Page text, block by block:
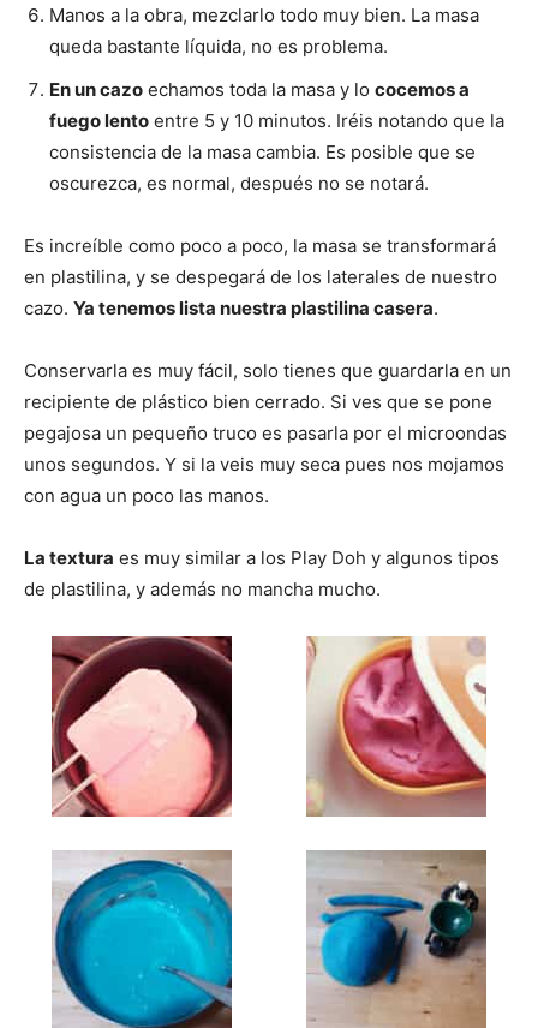
Manos a la obra, mezclarlo todo muy bien. La masa
queda bastante líquida, no es problema.
En un cazo echamos toda la masa y lo cocemos a
fuego lento entre 5 y 10 minutos. Iréis notando que la
consistencia de la masa cambia. Es posible que se
oscurezca, es normal, después no se notará.
Es increíble como poco a poco, la masa se transformará
en plastilina, y se despegará de los laterales de nuestro
cazo. Ya tenemos lista nuestra plastilina casera.
Conservarla es muy fácil, solo tienes que guardarla en un
recipiente de plástico bien cerrado. Si ves que se pone
pegajosa un pequeño truco es pasarla por el microondas
unos segundos. Y si la veis muy seca pues nos mojamos
con agua un poco las manos.
La textura es muy similar a los Play Doh y algunos tipos
de plastilina, y además no mancha mucho.